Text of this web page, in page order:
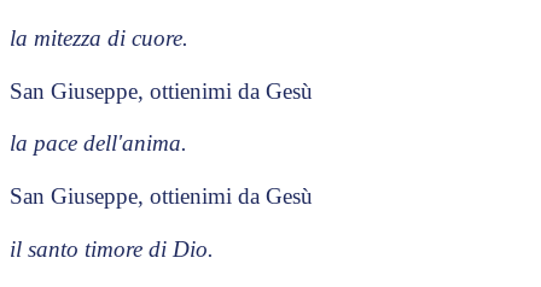
la mitezza di cuore.
San Giuseppe, ottienimi da Gesù
la pace dell'anima.
San Giuseppe, ottienimi da Gesù
il santo timore di Dio.